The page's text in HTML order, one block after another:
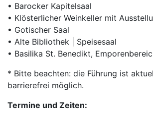
• Barocker Kapitelsaal
• Klösterlicher Weinkeller mit
• Gotischer Saal
• Alte Bibliothek | Speisesaal
• Basilika St. Benedikt,
* Bitte beachten: die Führung ist
barrierefrei möglich.
Termine und Zeiten: